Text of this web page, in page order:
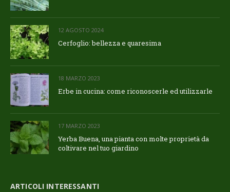
12 AGOSTO 2024
Cerfoglio: bellezza e quaresima
18 MARZO 2023
Erbe in cucina: come riconoscerle ed utilizzarle
17 MARZO 2023
Yerba Buena, una pianta con molte proprietà da
coltivare nel tuo giardino
ARTICOLI INTERESSANTI